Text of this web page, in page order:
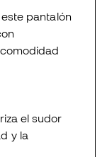
pantalón
el sudor
y la